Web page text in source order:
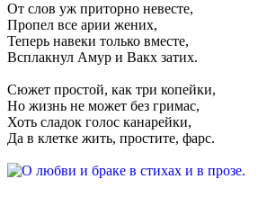
От слов уж приторно невесте,
Пропел все арии жених,
Теперь навеки только вместе,
Всплакнул Амур и Вакх затих.
Сюжет простой, как три копейки,
Но жизнь не может без гримас,
Хоть сладок голос канарейки,
Да в клетке жить, простите, фарс.